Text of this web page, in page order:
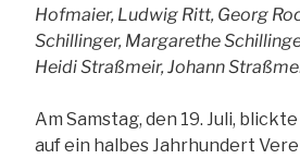
Hofmaier, Ludwig Ritt, Georg
Schillinger, Margarethe
Heidi Straßmeir, Johann
Am Samstag, den 19. Juli,
auf ein halbes Jahrhundert